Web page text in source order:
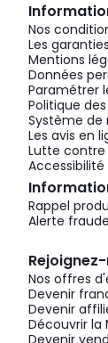
Nos
Les garanties
Mentions
Données
Paramétrer
Politique
Système
Les avis en
Lutte
Rappel
Alerte fraude
Nos offres
Devenir
Devenir
Découvrir la
Devenir